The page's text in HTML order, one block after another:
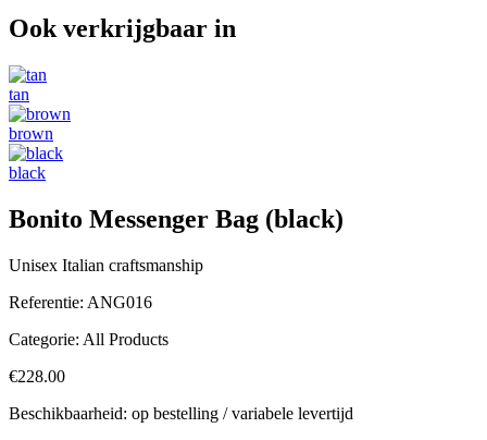
Ook verkrijgbaar in
tan
brown
black
Bonito Messenger Bag (black)
Unisex Italian craftsmanship
Referentie: ANG016
Categorie: All Products
€228.00
Beschikbaarheid: op bestelling / variabele levertijd